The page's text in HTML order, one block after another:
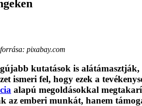
pixabay.com
kutatások is
ismeri fel, hogy ezek a
alapú megoldásokkal
az emberi munkát, hanem